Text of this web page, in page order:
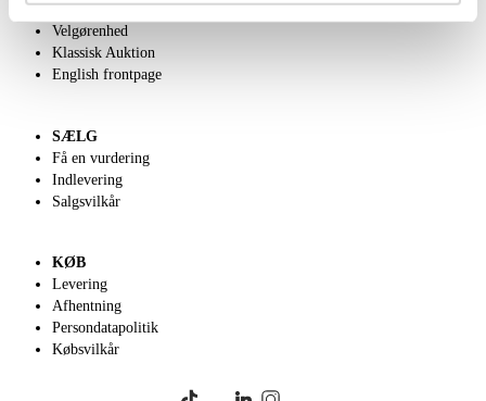
Kontakt os
Velgørenhed
Klassisk Auktion
English frontpage
SÆLG
Få en vurdering
Indlevering
Salgsvilkår
KØB
Levering
Afhentning
Persondatapolitik
Købsvilkår